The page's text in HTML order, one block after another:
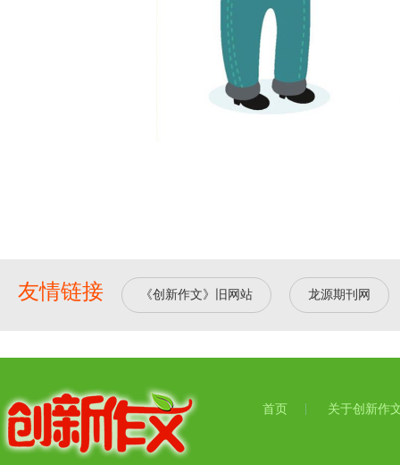
友情链接 《创新作文》旧网站 龙源期刊网
首页 关于创新作